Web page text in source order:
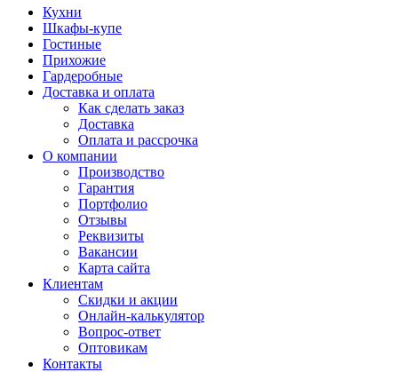
Кухни
Шкафы-купе
Гостиные
Прихожие
Гардеробные
Доставка и оплата
Как сделать заказ
Доставка
Оплата и рассрочка
О компании
Производство
Гарантия
Портфолио
Отзывы
Реквизиты
Вакансии
Карта сайта
Клиентам
Скидки и акции
Онлайн-калькулятор
Вопрос-ответ
Оптовикам
Контакты